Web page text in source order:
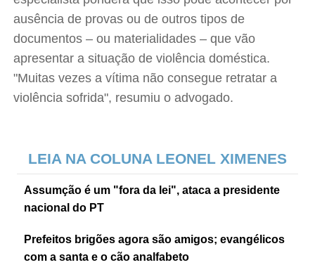
ausência de provas ou de outros tipos de
documentos – ou materialidades – que vão
apresentar a situação de violência doméstica.
"Muitas vezes a vítima não consegue retratar a
violência sofrida", resumiu o advogado.
LEIA NA COLUNA LEONEL XIMENES
Assumção é um "fora da lei", ataca a presidente
nacional do PT
Prefeitos brigões agora são amigos; evangélicos
com a santa e o cão analfabeto